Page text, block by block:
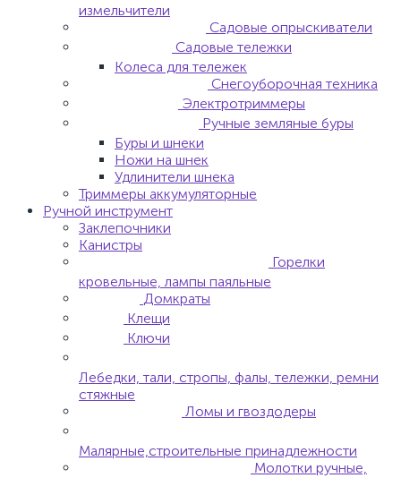
измельчители
Садовые опрыскиватели
Садовые тележки
Колеса для тележек
Снегоуборочная техника
Электротриммеры
Ручные земляные буры
Буры и шнеки
Ножи на шнек
Удлинители шнека
Триммеры аккумуляторные
Ручной инструмент
Заклепочники
Канистры
Горелки
кровельные, лампы паяльные
Домкраты
Клещи
Ключи
Лебедки, тали, стропы, фалы, тележки, ремни
стяжные
Ломы и гвоздодеры
Малярные,строительные принадлежности
Молотки ручные,